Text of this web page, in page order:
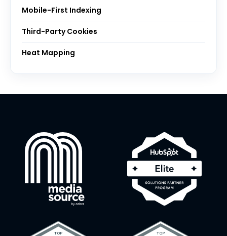
Mobile-First Indexing
Third-Party Cookies
Heat Mapping